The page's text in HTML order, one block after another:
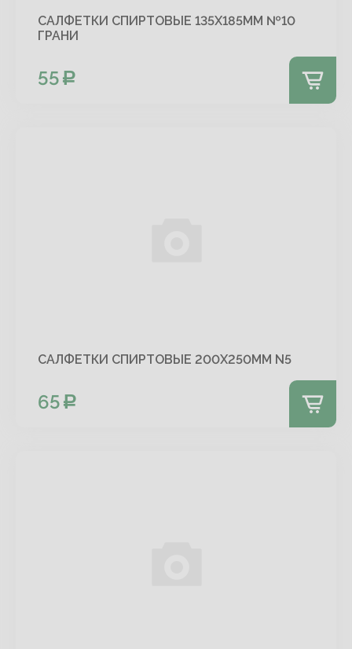
САЛФЕТКИ СПИРТОВЫЕ 135Х185ММ №10
ГРАНИ
55
САЛФЕТКИ СПИРТОВЫЕ 200Х250ММ N5
65